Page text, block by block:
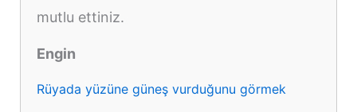
mutlu ettiniz.
Engin
Rüyada yüzüne güneş vurduğunu görmek